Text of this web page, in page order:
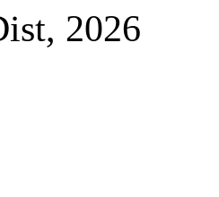
2026